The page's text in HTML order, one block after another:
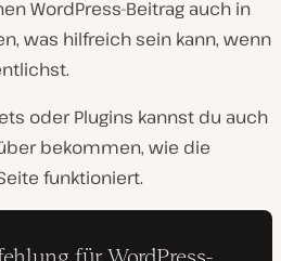
WordPress-Beitrag auch in
was hilfreich sein kann, wenn
oder Plugins kannst du auch
bekommen, wie die
funktioniert.